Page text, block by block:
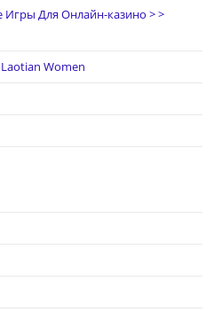
Для Онлайн-казино > >
Women